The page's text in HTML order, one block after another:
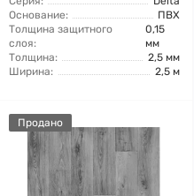
Основание:
ПВХ
Толщина защитного
слоя:
0,15
мм
Толщина:
2,5 мм
Ширина:
2,5 м
Продано